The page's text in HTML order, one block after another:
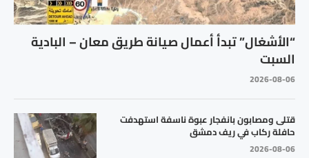
“الأشغال” تبدأ أعمال صيانة طريق معان – البادية
السبت
2026-08-06
قتلى ومصابون بانفجار عبوة ناسفة استهدفت
حافلة ركاب في ريف دمشق
2026-08-06